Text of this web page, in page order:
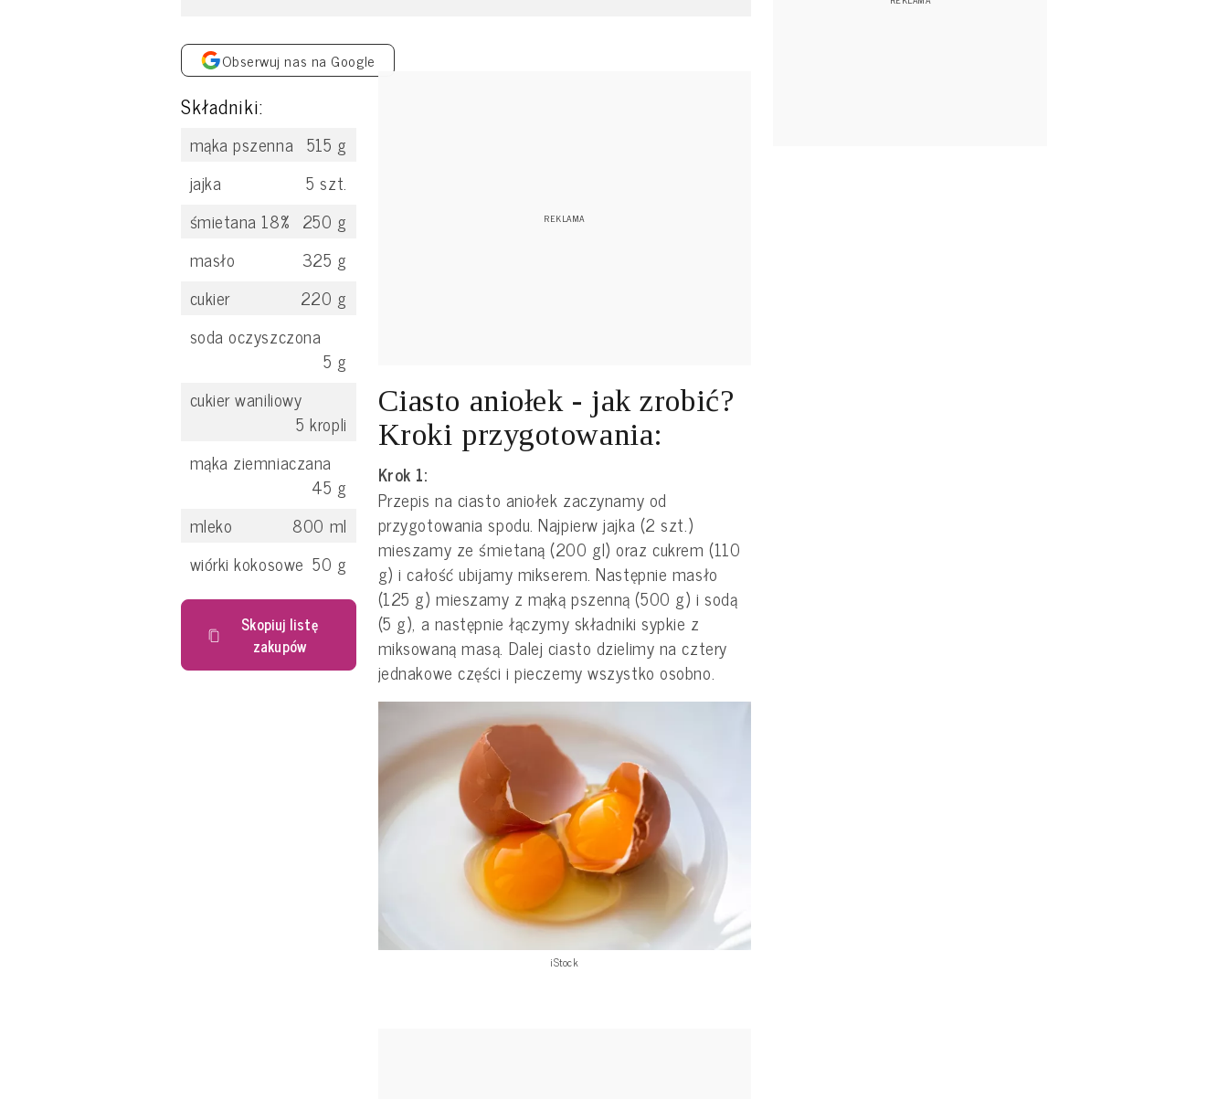
Obserwuj nas na Google
Składniki:
mąka pszenna 515 g
jajka
5 szt.
śmietana 18% 250 g
masło
325 g
cukier
220 g
soda oczyszczona
5 g
cukier waniliowy
5 kropli
mąka ziemniaczana
45 g
mleko
800 ml
wiórki kokosowe 50 g
Skopiuj listę
zakupów
Ciasto aniołek - jak zrobić?
Kroki przygotowania:
Krok 1:
Przepis na ciasto aniołek zaczynamy od
przygotowania spodu. Najpierw jajka (2 szt.)
mieszamy ze śmietaną (200 gl) oraz cukrem (110
g) i całość ubijamy mikserem. Następnie masło
(125 g) mieszamy z mąką pszenną (500 g) i sodą
(5 g), a następnie łączymy składniki sypkie z
miksowaną masą. Dalej ciasto dzielimy na cztery
jednakowe części i pieczemy wszystko osobno.
iStock